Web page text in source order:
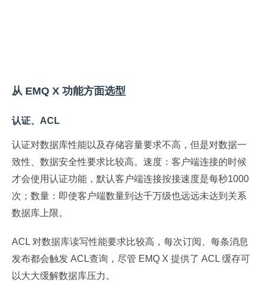
从 EMQ X 功能方面选型
认证、ACL
认证对数据库性能以及存储容量要求不高，但是对数据一
致性、数据安全性要求比较高。速度：客户端连接的时候
才会使用认证功能，默认客户端连接按接速度是每秒1000
次；数量：即使客户端数量到达千万级也远远未达到关系
数据库上限。
ACL 对数据库读写性能要求比较高，每次订阅、每条消息
发布都会触发 ACL查询，尽管 EMQ X 提供了 ACL 缓存可
以大大缓解数据库压力。